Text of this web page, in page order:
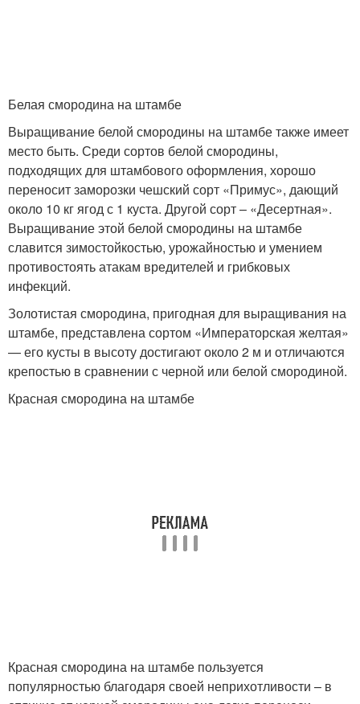
Белая смородина на штамбе
Выращивание белой смородины на штамбе также имеет
место быть. Среди сортов белой смородины,
подходящих для штамбового оформления, хорошо
переносит заморозки чешский сорт «Примус», дающий
около 10 кг ягод с 1 куста. Другой сорт – «Десертная».
Выращивание этой белой смородины на штамбе
славится зимостойкостью, урожайностью и умением
противостоять атакам вредителей и грибковых
инфекций.
Золотистая смородина, пригодная для выращивания на
штамбе, представлена сортом «Императорская желтая»
— его кусты в высоту достигают около 2 м и отличаются
крепостью в сравнении с черной или белой смородиной.
Красная смородина на штамбе
Красная смородина на штамбе пользуется
популярностью благодаря своей неприхотливости – в